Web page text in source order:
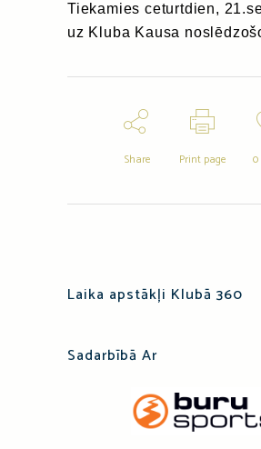
Tiekamies ceturtdien,
uz Kluba Kausa
Share Print page 0
Laika apstākļi Klubā 360
Sadarbībā Ar